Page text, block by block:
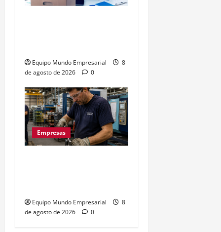
Equipo Mundo Empresarial
8
de agosto de 2026
0
Empresas
Equipo Mundo Empresarial
8
de agosto de 2026
0